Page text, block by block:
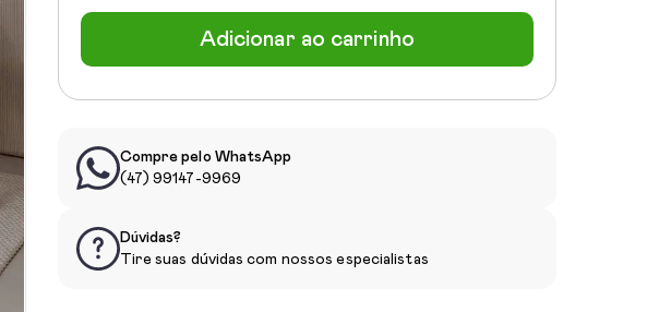
Adicionar ao carrinho
Compre pelo WhatsApp
(47) 99147-9969
Dúvidas?
Tire suas dúvidas com nossos especialistas